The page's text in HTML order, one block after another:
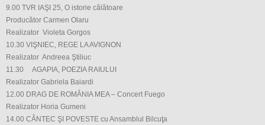
9.00 TVR IAŞI 25, O istorie călătoare
Producător Carmen Olaru
Realizator Violeta Gorgos
10.30 VIŞNIEC, REGE LA AVIGNON
Realizator Andreea Ştiliuc
11.30 AGAPIA, POEZIA RAIULUI
Realizator Gabriela Baiardi
12.00 DRAG DE ROMÂNIA MEA – Concert Fuego
Realizator Horia Gumeni
14.00 CÂNTEC ŞI POVESTE cu Ansamblul Bilcuţa